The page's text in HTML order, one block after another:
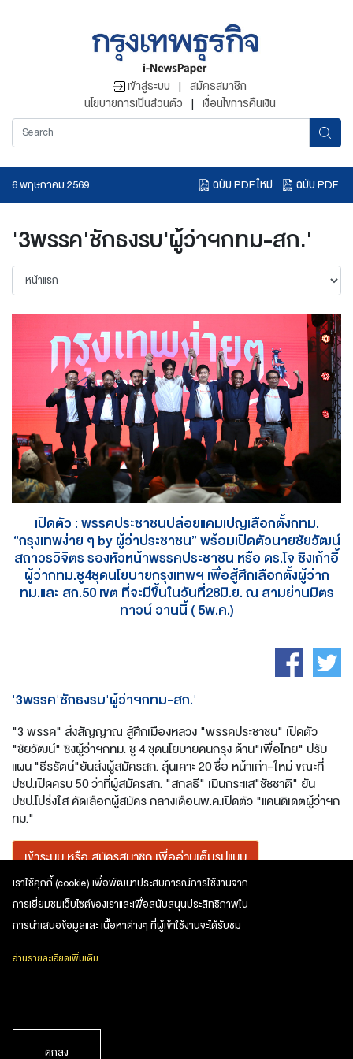
เข้าสู่ระบบ | สมัครสมาชิก
นโยบายการเป็นส่วนตัว | เงื่อนไขการคืนเงิน
6 พฤษภาคม 2569 ฉบับ PDF ใหม่
ฉบับ PDF
'3พรรค'ชักธงรบ'ผู้ว่าฯกทม-สก.'
เปิดตัว : พรรคประชาชนปล่อยแคมเปญเลือกตั้งกทม.
“กรุงเทพง่าย ๆ by ผู้ว่าประชาชน” พร้อมเปิดตัวนายชัยวัฒน์
สถาวรวิจิตร รองหัวหน้าพรรคประชาชน หรือ ดร.โจ ชิงเก้าอี้
ผู้ว่ากทม.ชู4ชุดนโยบายกรุงเทพฯ เพื่อสู้ศึกเลือกตั้งผู้ว่าก
ทม.และ สก.50 เขต ที่จะมีขึ้นในวันที่28มิ.ย. ณ สามย่านมิตร
ทาวน์ วานนี้ ( 5พ.ค.)
'3พรรค'ชักธงรบ'ผู้ว่าฯกทม-สก.'
"3 พรรค" ส่งสัญญาณ สู้ศึกเมืองหลวง "พรรคประชาชน" เปิดตัว
"ชัยวัฒน์" ชิงผู้ว่าฯกทม. ชู 4 ชุดนโยบายคนกรุง ด้าน"เพื่อไทย" ปรับ
แผน "ธีรรัตน์"ยันส่งผู้สมัครสก. ลุ้นเคาะ 20 ชื่อ หน้าเก่า-ใหม่ ขณะที่
ปชป.เปิดครบ 50 ว่าที่ผู้สมัครสก. "สกลธี" เมินกระแส"ชัชชาติ" ยัน
ปชป.โปร่งใส คัดเลือกผู้สมัคร กลางเดือนพ.ค.เปิดตัว "แคนดิเดตผู้ว่าฯก
ทม."
เข้าระบบหรือสมัครสมาชิกเพื่ออ่านเต็มรูปแบบ
การเมือง
บริษัท เนชั่น กรุ๊ป (ไทยแลนด์) จำกัด (มหาชน)
1854 ชั้น 9,10,11 ถนน เทพรัตน ตำบล บางนาใต้ อำเภอ
เราใช้คุกกี้ (cookie) เพื่อพัฒนาประสบการณ์การใช้งานจาก
การเยี่ยมชมเว็บไซต์ของเราและเพื่อสนับสนุนประสิทธิภาพใน
การนำเสนอข้อมูลและ เนื้อหาต่างๆ ที่ผู้เข้าใช้งานจะได้รับชม
อ่านรายละเอียดเพิ่มเติม
ตกลง